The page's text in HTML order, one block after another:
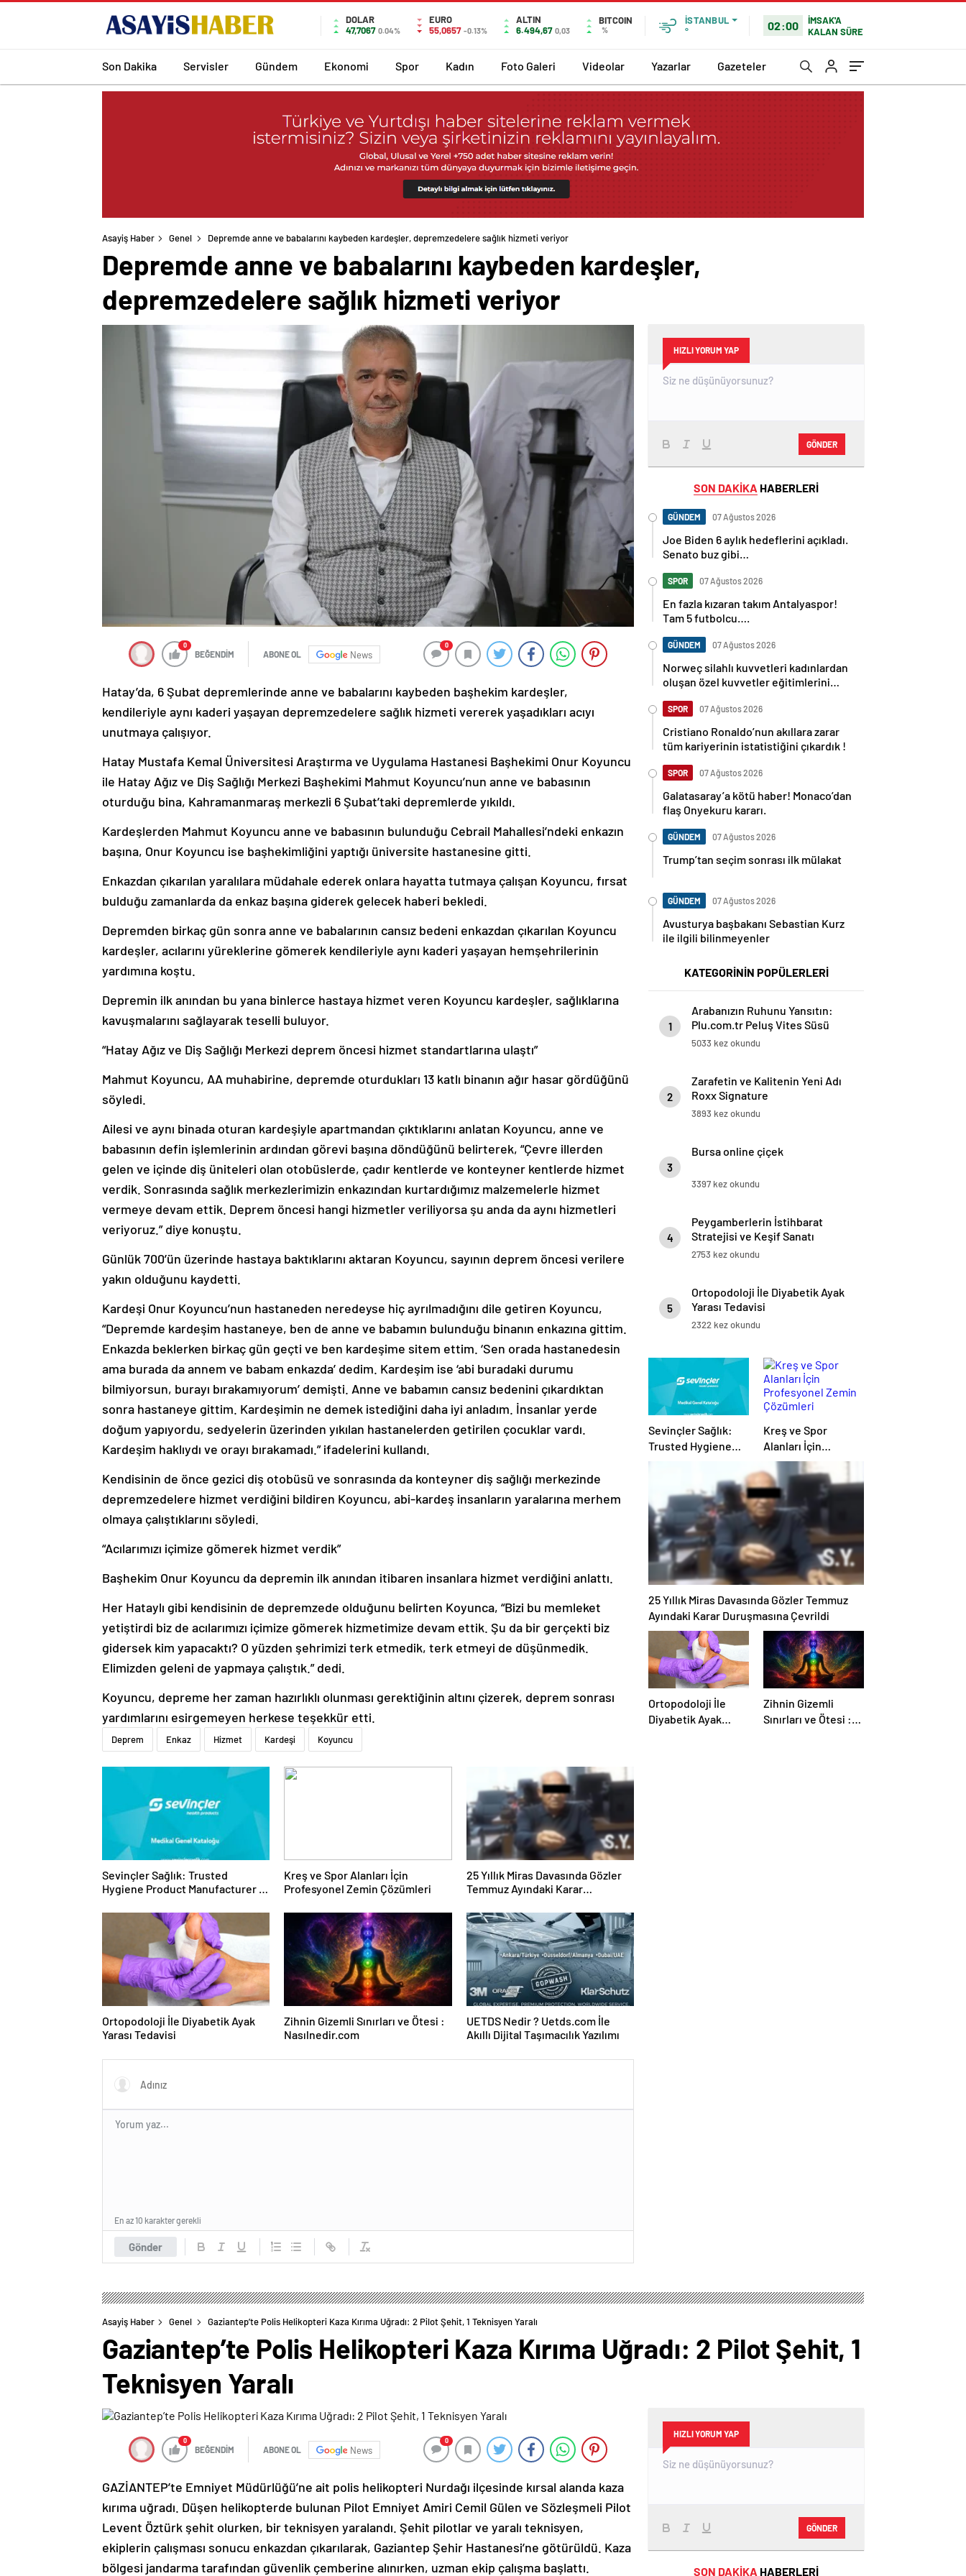
DOLAR
47,7067 0.04%
EURO
55,0657 -0.13%
ALTIN
6.494,67 0,03
BITCOIN
%
İSTANBUL
°
02:00
İMSAK'A
KALAN SÜRE
Son Dakika Servisler Gündem Ekonomi Spor Kadın Foto Galeri Videolar Yazarlar Gazeteler
Asayiş Haber Genel Depremde anne ve babalarını kaybeden kardeşler, depremzedelere sağlık hizmeti veriyor
Depremde anne ve babalarını kaybeden kardeşler,
depremzedelere sağlık hizmeti veriyor
0
BEĞENDİM ABONE OL News
0
Hatay’da, 6 Şubat depremlerinde anne ve babalarını kaybeden başhekim kardeşler,
kendileriyle aynı kaderi yaşayan depremzedelere sağlık hizmeti vererek yaşadıkları acıyı
unutmaya çalışıyor.
Hatay Mustafa Kemal Üniversitesi Araştırma ve Uygulama Hastanesi Başhekimi Onur Koyuncu
ile Hatay Ağız ve Diş Sağlığı Merkezi Başhekimi Mahmut Koyuncu’nun anne ve babasının
oturduğu bina, Kahramanmaraş merkezli 6 Şubat’taki depremlerde yıkıldı.
Kardeşlerden Mahmut Koyuncu anne ve babasının bulunduğu Cebrail Mahallesi’ndeki enkazın
başına, Onur Koyuncu ise başhekimliğini yaptığı üniversite hastanesine gitti.
Enkazdan çıkarılan yaralılara müdahale ederek onlara hayatta tutmaya çalışan Koyuncu, fırsat
bulduğu zamanlarda da enkaz başına giderek gelecek haberi bekledi.
Depremden birkaç gün sonra anne ve babalarının cansız bedeni enkazdan çıkarılan Koyuncu
kardeşler, acılarını yüreklerine gömerek kendileriyle aynı kaderi yaşayan hemşehrilerinin
yardımına koştu.
Depremin ilk anından bu yana binlerce hastaya hizmet veren Koyuncu kardeşler, sağlıklarına
kavuşmalarını sağlayarak teselli buluyor.
“Hatay Ağız ve Diş Sağlığı Merkezi deprem öncesi hizmet standartlarına ulaştı”
Mahmut Koyuncu, AA muhabirine, depremde oturdukları 13 katlı binanın ağır hasar gördüğünü
söyledi.
Ailesi ve aynı binada oturan kardeşiyle apartmandan çıktıklarını anlatan Koyuncu, anne ve
babasının defin işlemlerinin ardından görevi başına döndüğünü belirterek, “Çevre illerden
gelen ve içinde diş üniteleri olan otobüslerde, çadır kentlerde ve konteyner kentlerde hizmet
verdik. Sonrasında sağlık merkezlerimizin enkazından kurtardığımız malzemelerle hizmet
vermeye devam ettik. Deprem öncesi hangi hizmetler veriliyorsa şu anda da aynı hizmetleri
veriyoruz.” diye konuştu.
Günlük 700’ün üzerinde hastaya baktıklarını aktaran Koyuncu, sayının deprem öncesi verilere
yakın olduğunu kaydetti.
Kardeşi Onur Koyuncu’nun hastaneden neredeyse hiç ayrılmadığını dile getiren Koyuncu,
“Depremde kardeşim hastaneye, ben de anne ve babamın bulunduğu binanın enkazına gittim.
Enkazda beklerken birkaç gün geçti ve ben kardeşime sitem ettim. ‘Sen orada hastanedesin
ama burada da annem ve babam enkazda’ dedim. Kardeşim ise ‘abi buradaki durumu
bilmiyorsun, burayı bırakamıyorum’ demişti. Anne ve babamın cansız bedenini çıkardıktan
sonra hastaneye gittim. Kardeşimin ne demek istediğini daha iyi anladım. İnsanlar yerde
doğum yapıyordu, sedyelerin üzerinden yıkılan hastanelerden getirilen çocuklar vardı.
Kardeşim haklıydı ve orayı bırakamadı.” ifadelerini kullandı.
Kendisinin de önce gezici diş otobüsü ve sonrasında da konteyner diş sağlığı merkezinde
depremzedelere hizmet verdiğini bildiren Koyuncu, abi-kardeş insanların yaralarına merhem
olmaya çalıştıklarını söyledi.
“Acılarımızı içimize gömerek hizmet verdik”
Başhekim Onur Koyuncu da depremin ilk anından itibaren insanlara hizmet verdiğini anlattı.
Her Hataylı gibi kendisinin de depremzede olduğunu belirten Koyunca, “Bizi bu memleket
yetiştirdi biz de acılarımızı içimize gömerek hizmetimize devam ettik. Şu da bir gerçekti biz
gidersek kim yapacaktı? O yüzden şehrimizi terk etmedik, terk etmeyi de düşünmedik.
Elimizden geleni de yapmaya çalıştık.” dedi.
Koyuncu, depreme her zaman hazırlıklı olunması gerektiğinin altını çizerek, deprem sonrası
yardımlarını esirgemeyen herkese teşekkür etti.
Deprem Enkaz Hizmet Kardeşi Koyuncu
Sevinçler Sağlık: Trusted
Hygiene Product Manufacturer in
Kreş ve Spor Alanları İçin
Profesyonel Zemin Çözümleri
25 Yıllık Miras Davasında Gözler
Temmuz Ayındaki Karar
Ortopodoloji İle Diyabetik Ayak
Yarası Tedavisi
Zihnin Gizemli Sınırları ve Ötesi :
Nasılnedir.com
UETDS Nedir ? Uetds.com İle
Akıllı Dijital Taşımacılık Yazılımı
Gönder
En az 10 karakter gerekli
HIZLI YORUM YAP
GÖNDER
SON DAKİKA HABERLERİ
GÜNDEM 07 Ağustos 2026
Joe Biden 6 aylık hedeflerini açıkladı.
Senato buz gibi…
SPOR 07 Ağustos 2026
En fazla kızaran takım Antalyaspor!
Tam 5 futbolcu….
GÜNDEM 07 Ağustos 2026
Norweç silahlı kuvvetleri kadınlardan
oluşan özel kuvvetler eğitimlerini
SPOR 07 Ağustos 2026
Cristiano Ronaldo’nun akıllara zarar
tüm kariyerinin istatistiğini çıkardık !
SPOR 07 Ağustos 2026
Galatasaray’a kötü haber! Monaco’dan
flaş Onyekuru kararı.
GÜNDEM 07 Ağustos 2026
Trump’tan seçim sonrası ilk mülakat
GÜNDEM 07 Ağustos 2026
Avusturya başbakanı Sebastian Kurz
ile ilgili bilinmeyenler
KATEGORİNİN POPÜLERLERİ
1
Arabanızın Ruhunu Yansıtın:
Plu.com.tr Peluş Vites Süsü
Modelleri
5033 kez okundu
2
Zarafetin ve Kalitenin Yeni Adı
Roxx Signature
3893 kez okundu
3
Bursa online çiçek
3397 kez okundu
4
Peygamberlerin İstihbarat
Stratejisi ve Keşif Sanatı
2753 kez okundu
5
Ortopodoloji İle Diyabetik Ayak
Yarası Tedavisi
2322 kez okundu
Sevinçler Sağlık:
Trusted Hygiene
Product
Manufacturer in
Turkey
Kreş ve Spor
Alanları İçin
Profesyonel Zemin
Çözümleri
25 Yıllık Miras Davasında Gözler Temmuz
Ayındaki Karar Duruşmasına Çevrildi
Ortopodoloji İle
Diyabetik Ayak
Zihnin Gizemli
Sınırları ve Ötesi :
Asayiş Haber Genel Gaziantep’te Polis Helikopteri Kaza Kırıma Uğradı: 2 Pilot Şehit, 1 Teknisyen Yaralı
Gaziantep’te Polis Helikopteri Kaza Kırıma Uğradı: 2 Pilot Şehit, 1
Teknisyen Yaralı
0
BEĞENDİM ABONE OL News
0
GAZİANTEP’te Emniyet Müdürlüğü’ne ait polis helikopteri Nurdağı ilçesinde kırsal alanda kaza
kırıma uğradı. Düşen helikopterde bulunan Pilot Emniyet Amiri Cemil Gülen ve Sözleşmeli Pilot
Levent Öztürk şehit olurken, bir teknisyen yaralandı. Şehit pilotlar ve yaralı teknisyen,
ekiplerin çalışması sonucu enkazdan çıkarılarak, Gaziantep Şehir Hastanesi’ne götürüldü. Kaza
bölgesi jandarma tarafından güvenlik çemberine alınırken, uzman ekip çalışma başlattı.
HIZLI YORUM YAP
GÖNDER
SON DAKİKA HABERLERİ